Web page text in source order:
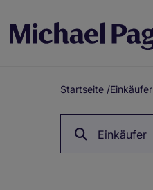
Breadcrumb
Startseite /Einkäufer
Einkäufer